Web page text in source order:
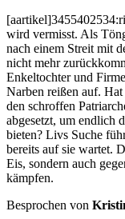
wird vermisst. Als
nach einem Streit mit
nicht mehr
Enkeltochter und
Narben reißen auf.
den schroffen
abgesetzt, um endlich
bieten? Livs Suche
bereits auf sie wartet.
Eis, sondern auch
kämpfen.
Besprochen von